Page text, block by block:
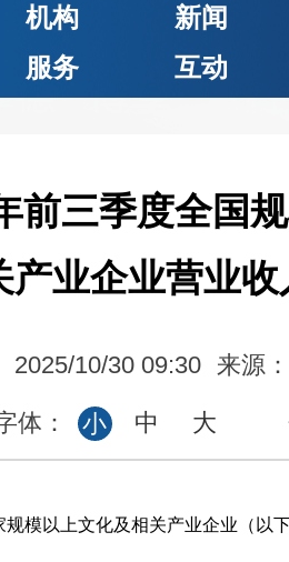
机构
新闻
服务
互动
前三季度全国
产业企业营业
2025/10/30 09:30 来源
体： 小 中 大
规模以上文化及相关产业企业（以